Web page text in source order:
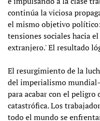
continúa la viciosa
el mismo objetivo
tensiones sociales hacia
extranjero.' El resultado
El resurgimiento de la
del imperialismo
para acabar con el peligro
catastrófica. Los
todo el mundo se